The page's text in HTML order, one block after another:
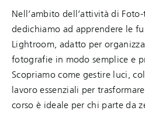
Nell’ambito dell’attività di
dedichiamo ad apprendere le
Lightroom, adatto per
fotografie in modo semplice e
Scopriamo come gestire luci,
lavoro essenziali per
corso è ideale per chi parte da